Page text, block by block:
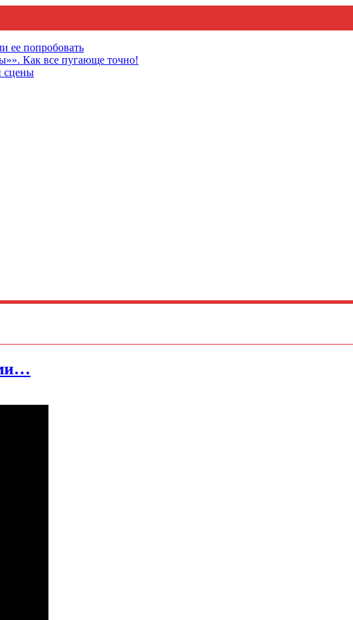
ее попробовать
Как все пугающе точно!
сцены